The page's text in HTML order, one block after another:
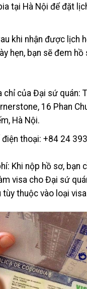
tại Hà Nội để đặt
khi nhận được lịch
hẹn, bạn sẽ đem hồ
chỉ của Đại sứ quán:
16 Phan
Hà Nội.
điện thoại: +84 24
Khi nộp hồ sơ, bạn
visa cho Đại sứ
tùy thuộc vào loại